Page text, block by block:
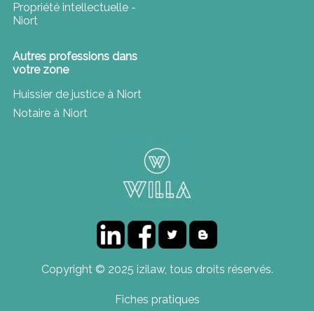
Propriété intellectuelle -
Niort
Autres professions dans
votre zone
Huissier de justice à Niort
Notaire à Niort
Copyright © 2025 izilaw, tous droits réservés.
Fiches pratiques